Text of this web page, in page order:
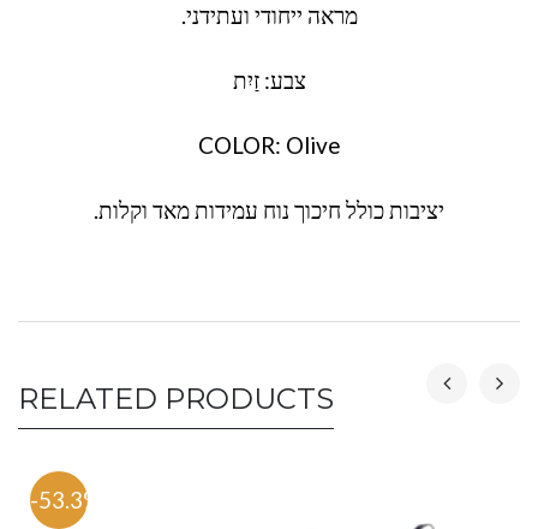
מראה ייחודי ועתידני.
צבע: זַיִת
COLOR: Olive
יציבות כולל חיכוך נוח עמידות מאד וקלות.
RELATED PRODUCTS
-53.3%